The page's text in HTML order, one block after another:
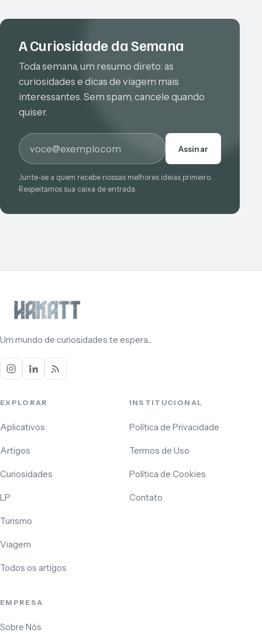
A Curiosidade da Semana
Toda semana, um resumo direto: as
curiosidades e dicas de viagem mais
interessantes. Sem spam, cancele quando
quiser.
E-mail
Assinar
Junte-se a quem recebe nossas melhores ideias primeiro.
Respeitamos sua caixa de entrada.
Um mundo de curiosidades te espera...
EXPLORAR
Aplicativos
Artigos
Curiosidades
LP
Turismo
Viagem
Todos os artigos
INSTITUCIONAL
Política de Privacidade
Termos de Uso
Política de Cookies
Contato
EMPRESA
Sobre Nós